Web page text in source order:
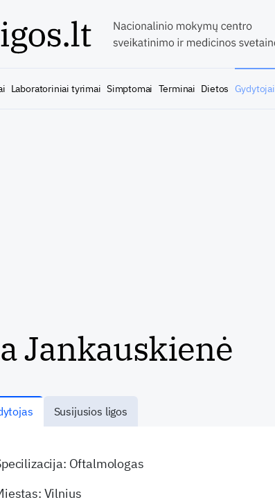
Laboratoriniai tyrimai Simptomai Terminai Dietos Gydytojai
Jankauskienė
Susijusios ligos
Oftalmologas
Vilnius